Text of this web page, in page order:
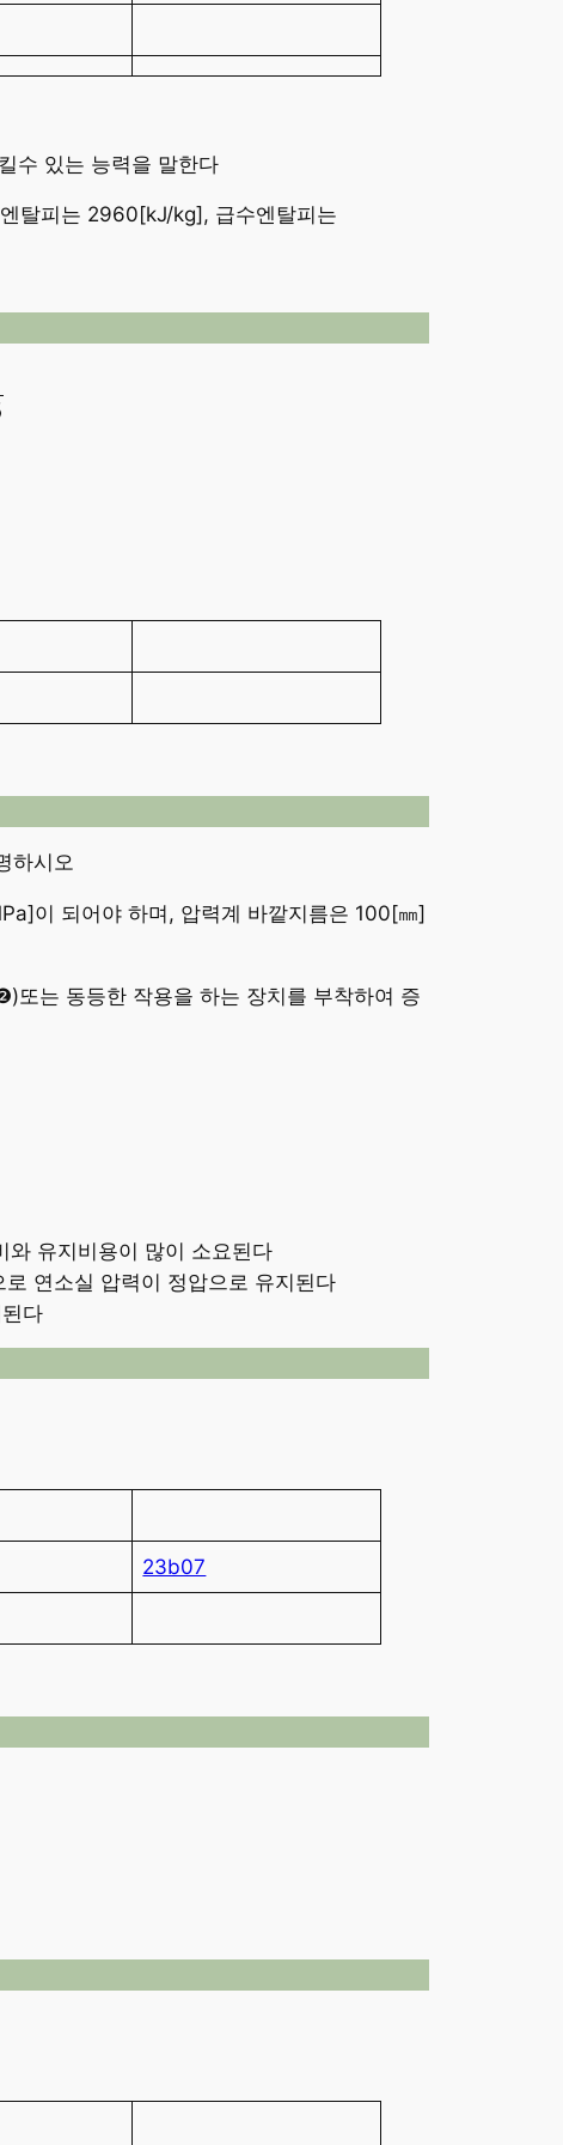
수 있는 능력을 말한다
탈피는 2960[kJ/kg], 급수엔탈피는
하시오
이 되어야 하며, 압력계 바깥지름은 100[㎜]
또는 동등한 작용을 하는 장치를 부착하여 증
와 유지비용이 많이 소요된다
연소실 압력이 정압으로 유지된다
다
23b07